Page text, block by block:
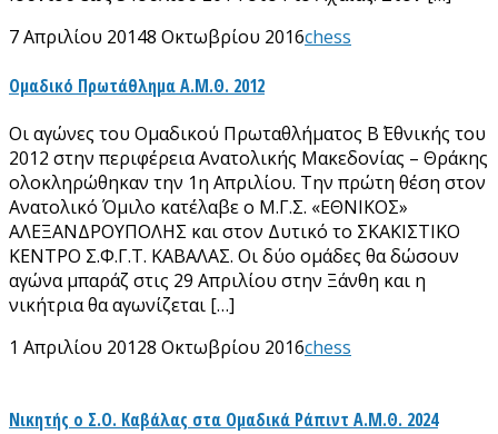
7 Απριλίου 20148 Οκτωβρίου 2016chess
Ομαδικό Πρωτάθλημα Α.Μ.Θ. 2012
Οι αγώνες του Ομαδικού Πρωταθλήματος Β΄ Εθνικής του
2012 στην περιφέρεια Ανατολικής Μακεδονίας – Θράκης
ολοκληρώθηκαν την 1η Απριλίου. Την πρώτη θέση στον
Ανατολικό Όμιλο κατέλαβε ο Μ.Γ.Σ. «ΕΘΝΙΚΟΣ»
ΑΛΕΞΑΝΔΡΟΥΠΟΛΗΣ και στον Δυτικό το ΣΚΑΚΙΣΤΙΚΟ
ΚΕΝΤΡΟ Σ.Φ.Γ.Τ. ΚΑΒΑΛΑΣ. Οι δύο ομάδες θα δώσουν
αγώνα μπαράζ στις 29 Απριλίου στην Ξάνθη και η
νικήτρια θα αγωνίζεται […]
1 Απριλίου 20128 Οκτωβρίου 2016chess
Νικητής ο Σ.Ο. Καβάλας στα Ομαδικά Ράπιντ Α.Μ.Θ. 2024